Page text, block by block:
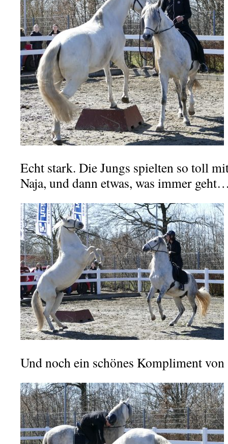
Echt stark. Die Jungs spielten so toll
Naja, und dann etwas, was immer
Und noch ein schönes Kompliment